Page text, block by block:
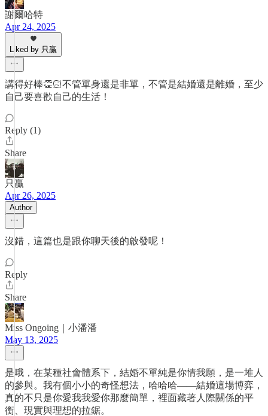
謝爾哈特
Apr 24, 2025
Liked by 只贏
講得好棒👏🏻不管單身還是非單，不管是結婚還是離婚，至少
自己要喜歡自己的生活！
Reply (1)
Share
只贏
Apr 26, 2025
Author
沒錯，這篇也是跟你聊天後的啟發呢！
Reply
Share
Miss Ongoing｜小潘潘
May 13, 2025
是哦，在某種社會體系下，結婚不單純是你情我願，是一堆人
的參與。我有個小小的奇怪想法，哈哈哈——結婚這場博弈，
真的不只是你愛我我愛你那麼簡單，裡面藏著人際關係的平
衡、現實與理想的拉鋸。